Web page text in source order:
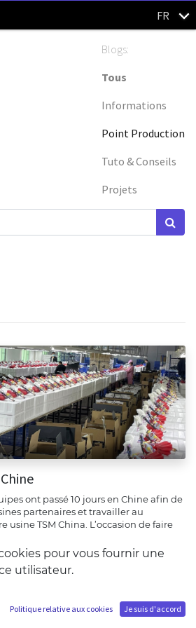
FR
Blogs:
Tous
Informations
Point Production
Tuto & Conseils
Projets
ont passé 10 jours en Chine afin de
partenaires et travailler au
TSM China. L’occasion de faire
pour vous fournir une
utilisateur.
Politique relative aux cookies Je suis d'accord